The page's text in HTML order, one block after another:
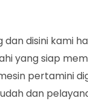
disini kami
yang siap
pertamini
dan